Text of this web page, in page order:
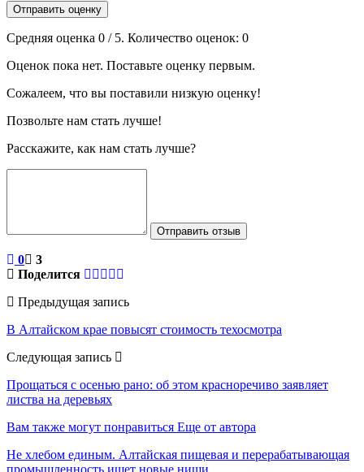
Отправить оценку
Средняя оценка 0 / 5. Количество оценок: 0
Оценок пока нет. Поставьте оценку первым.
Сожалеем, что вы поставили низкую оценку!
Позвольте нам стать лучше!
Расскажите, как нам стать лучше?
Отправить отзыв
0
3
Поделится
Предыдущая запись
В Алтайском крае повысят стоимость техосмотра
Следующая запись
Прощаться с осенью рано: об этом красноречиво заявляет
листва на деревьях
Вам также могут понравиться Еще от автора
Не хлебом единым. Алтайская пищевая и перерабатывающая
промышленность ищет новые ниши